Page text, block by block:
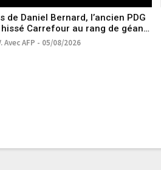
de Daniel Bernard, l’ancien PDG
hissé Carrefour au rang de géant
Avec AFP - 05/08/2026